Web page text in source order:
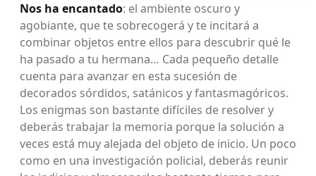
Nos ha encantado: el ambiente oscuro y
agobiante, que te sobrecogerá y te incitará a
combinar objetos entre ellos para descubrir qué le
ha pasado a tu hermana… Cada pequeño detalle
cuenta para avanzar en esta sucesión de
decorados sórdidos, satánicos y fantasmagóricos.
Los enigmas son bastante difíciles de resolver y
deberás trabajar la memoria porque la solución a
veces está muy alejada del objeto de inicio. Un poco
como en una investigación policial, deberás reunir